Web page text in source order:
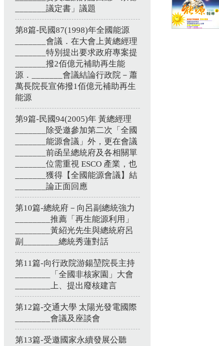
_______議定書」議題
第8篇-民國87(1998)年全國能源
_______會議．在大會上黃總經理
_______特別提出要求政府專案提
_______撥2佰億元補助再生能
源．_______會議結論行政院－蕭
萬長院長宣佈撥1佰億元補助再生
能源
第9篇-民國94(2005)年 黃總經理
_______除受邀參加第二次「全國
_______能源會議」外，更在會議
_______前函呈總統府及各相關單
_______位需重視 ESCO 產業，也
_______獲得【全國能源會議】結
_______論正面回應
第10篇-總統府－向呂副總統強力
________推薦「再生能源利用」
________黃紹光先生與總統府呂
副________總統秀蓮對話
第11篇-向行政院游鍚堃院長主持
________「全國非核家園」大會
________上、提出廢核建言
第12篇-交通大學 太陽光發電國際
________會議及座談會
第13篇-受邀國家永續發展公聽